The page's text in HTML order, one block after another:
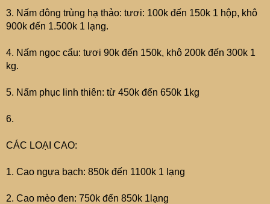
3. Nấm đông trùng hạ thảo: tươi: 100k đến 150k 1 hộp, khô
900k đến 1.500k 1 lạng.
4. Nấm ngọc cẩu: tươi 90k đến 150k, khô 200k đến 300k 1
kg.
5. Nấm phục linh thiên: từ 450k đến 650k 1kg
6.
CÁC LOẠI CAO:
1. Cao ngựa bạch: 850k đến 1100k 1 lạng
2. Cao mèo đen: 750k đến 850k 1lạng